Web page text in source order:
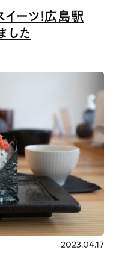
ーツ！広島駅
した
2023.04.17